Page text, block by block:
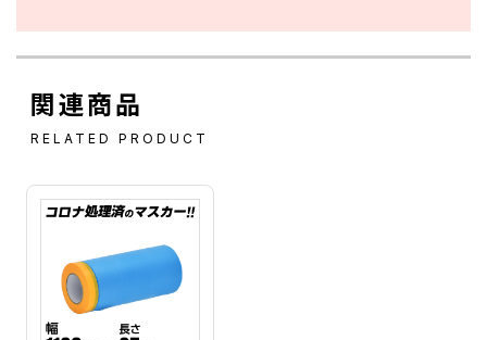
関連商品
RELATED PRODUCT